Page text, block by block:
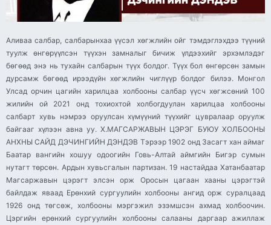
Аливаа салбар, салбарынхаа үүсэл хөгжлийн ойг тэмдэглэхдээ түүний
туулж өнгөрүүлсэн түүхэн замналыг бичиж үлдээхийг эрхэмлэдэг
бөгөөд энэ нь тухайн салбарын түүх болдог. Түүх бол өнгөрсөн замын
дурсамж бөгөөд ирээдүйн хөгжлийн чиглүүр болдог билээ. Монгол
Улсад орчин цагийн харилцаа холбооны салбар үүсч хөгжсөний 100
жилийн ой 2021 онд тохиохтой холбогдуулан харилцаа холбооны
салбарт хувь нэмрээ оруулсан хүмүүний түүхийг цувралаар оруулж
байгааг хүлээн авна уу. Х.МАГСАРЖАВЫН ЦЭРЭГ БУЮУ ХОЛБООНЫ
АНХНЫ САЙД ДЭЧИНГИЙН ДЭНДЭВ Тэрээр 1902 онд Засагт хан аймаг
Баатар вангийн хошуу одоогийн Говь-Алтай аймгийн Бигэр сумын
нутагт төрсөн. Ардын хувьсгалын партизан. 19 настайдаа Хатанбаатар
Магсаржавын цэрэгт элсэн орж Оросын цагаан хааны цэрэгтэй
байлдаж яваад Ерөнхий сургуулийн холбооны ангид орж суралцаад
1926 онд төгсөж, холбооны мэргэжил эзэмшсэн ахмад холбоочин.
Цэргийн ерөнхий сургуулийн холбооны салааны даргаар ажиллаж